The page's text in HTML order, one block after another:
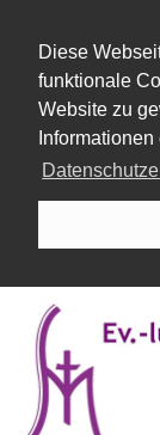
Diese
funktionale
Website zu